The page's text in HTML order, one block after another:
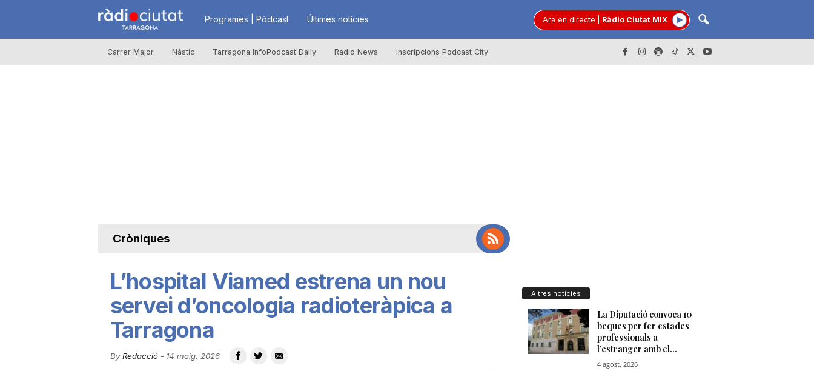
R
à
u
t
Programes | Pòdcast Últimes notícies Ara en directe Ràdio Ciutat MIX
Carrer Major Nàstic Tarragona InfoPodcast Daily Radio News Inscripcions Podcast City
Cròniques
L’hospital Viamed estrena un nou
servei d’oncologia radioteràpica a
Tarragona
By Redacció- 14 maig, 2026
Altres notícies